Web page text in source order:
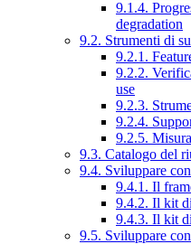
9.1.4.
degradation
9.2. Strumenti di
9.2.1.
9.2.2.
use
9.2.3.
9.2.4.
9.2.5.
9.3. Catalogo del
9.4. Sviluppare
9.4.1. Il
9.4.2. Il kit
9.4.3. Il kit
9.5. Sviluppare